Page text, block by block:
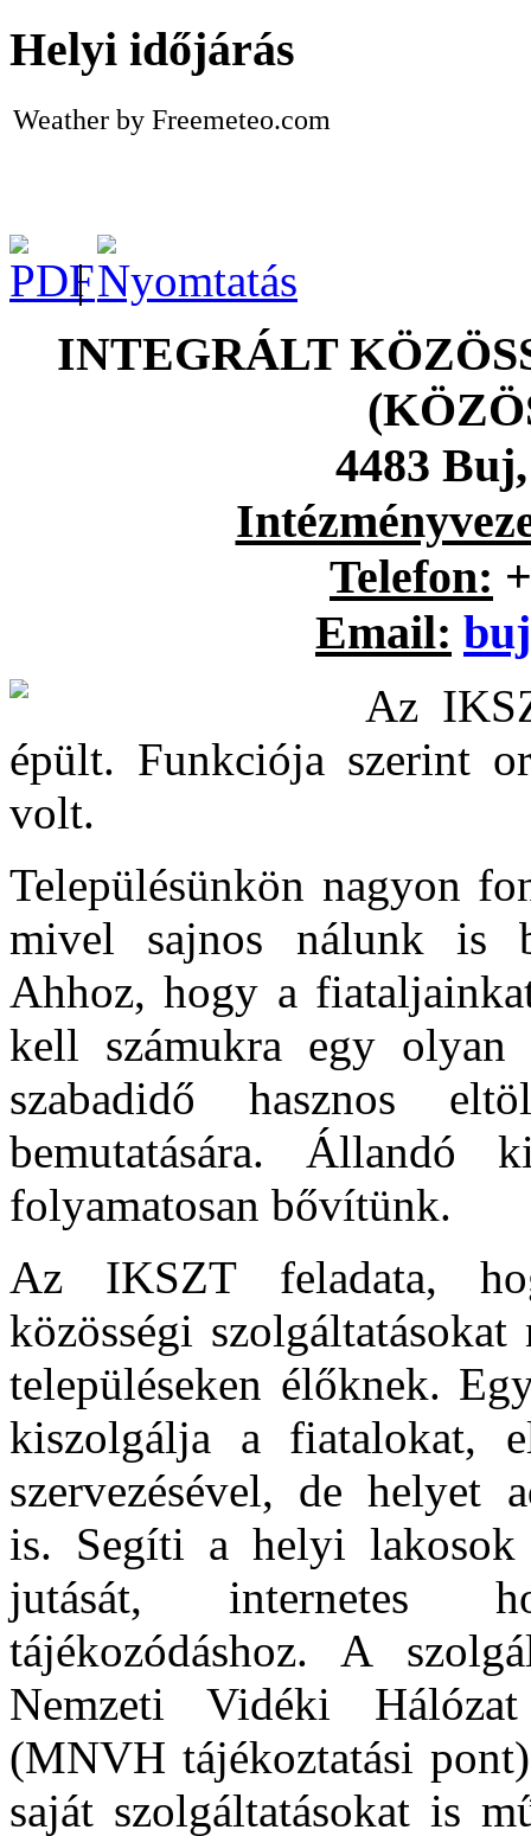
Helyi időjárás
Weather by Freemeteo.com
|
INTEGRÁLT
4483
Telefon:
Email:
Az
épült. Funkciója szerint
volt.
Településünkön nagyon
mivel sajnos nálunk is
Ahhoz, hogy a
kell számukra egy olyan
szabadidő hasznos
bemutatására. Állandó
folyamatosan bővítünk.
Az IKSZT feladata,
közösségi
településeken élőknek.
kiszolgálja a fiatalokat,
szervezésével, de helyet
is. Segíti a helyi lakosok
jutását, internetes
tájékozódáshoz. A
Nemzeti Vidéki
(MNVH tájékoztatási
saját szolgáltatásokat is